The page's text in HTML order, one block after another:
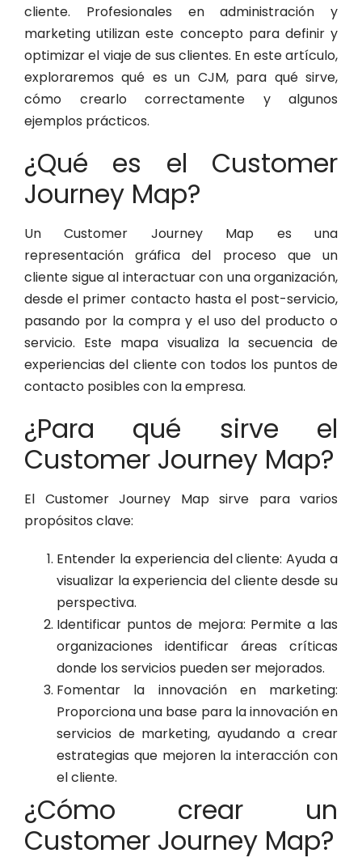
cliente. Profesionales enadministración y
marketing utilizan este concepto para definir y
optimizar el viaje de sus clientes. En este artículo,
exploraremos qué es un CJM, para qué sirve,
cómo crearlo correctamente y algunos
ejemplos prácticos.
¿Qué es el Customer
Journey Map?
Un Customer Journey Map es una
representación gráfica del proceso que un
cliente sigue al interactuar con una organización,
desde el primer contacto hasta el post-servicio,
pasando por la compra y el uso del producto o
servicio. Este mapa visualiza la secuencia de
experiencias del cliente con todos los puntos de
contacto posibles con la empresa.
¿Para qué sirve el
Customer Journey Map?
El Customer Journey Map sirve para varios
propósitos clave:
Entender la experiencia del cliente: Ayuda a
visualizar la experiencia del cliente desde su
perspectiva.
Identificar puntos de mejora: Permite a las
organizaciones identificar áreas críticas
donde los servicios pueden ser mejorados.
Fomentar la innovación en marketing:
Proporciona una base para la innovación en
servicios de marketing, ayudando a crear
estrategias que mejoren la interacción con
el cliente.
¿Cómo crear un
Customer Journey Map?